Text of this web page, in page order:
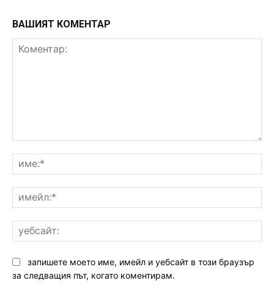
ВАШИЯТ КОМЕНТАР
запишете моето име, имейл и уебсайт в този браузър
за следващия път, когато коментирам.